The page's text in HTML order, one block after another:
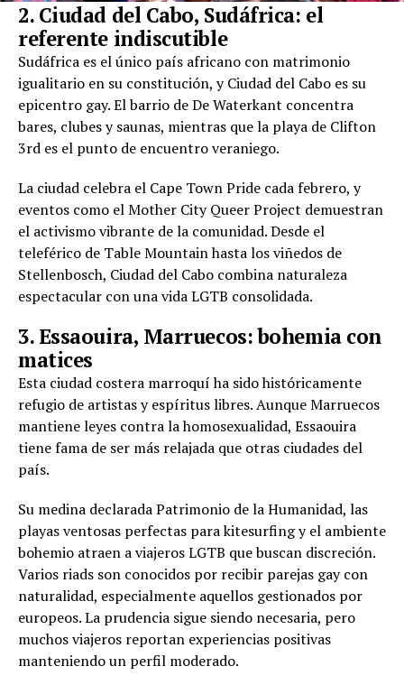
2. Ciudad del Cabo, Sudáfrica: el
referente indiscutible
Sudáfrica es el único país africano con matrimonio
igualitario en su constitución, y Ciudad del Cabo es su
epicentro gay. El barrio de De Waterkant concentra
bares, clubes y saunas, mientras que la playa de Clifton
3rd es el punto de encuentro veraniego.
La ciudad celebra el Cape Town Pride cada febrero, y
eventos como el Mother City Queer Project demuestran
el activismo vibrante de la comunidad. Desde el
teleférico de Table Mountain hasta los viñedos de
Stellenbosch, Ciudad del Cabo combina naturaleza
espectacular con una vida LGTB consolidada.
3. Essaouira, Marruecos: bohemia con
matices
Esta ciudad costera marroquí ha sido históricamente
refugio de artistas y espíritus libres. Aunque Marruecos
mantiene leyes contra la homosexualidad, Essaouira
tiene fama de ser más relajada que otras ciudades del
país.
Su medina declarada Patrimonio de la Humanidad, las
playas ventosas perfectas para kitesurfing y el ambiente
bohemio atraen a viajeros LGTB que buscan discreción.
Varios riads son conocidos por recibir parejas gay con
naturalidad, especialmente aquellos gestionados por
europeos. La prudencia sigue siendo necesaria, pero
muchos viajeros reportan experiencias positivas
manteniendo un perfil moderado.